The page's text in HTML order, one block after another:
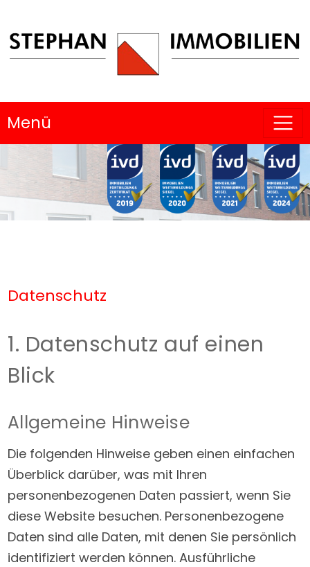
Menü
Datenschutz
1. Datenschutz auf einen
Blick
Allgemeine Hinweise
Die folgenden Hinweise geben einen einfachen
Überblick darüber, was mit Ihren
personenbezogenen Daten passiert, wenn Sie
diese Website besuchen. Personenbezogene
Daten sind alle Daten, mit denen Sie persönlich
identifiziert werden können. Ausführliche